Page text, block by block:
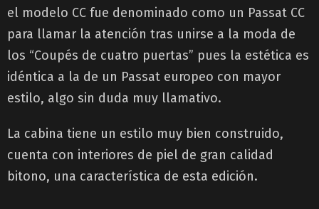
el modelo CC fue denominado como un Passat CC
para llamar la atención tras unirse a la moda de
los “Coupés de cuatro puertas” pues la estética es
idéntica a la de un Passat europeo con mayor
estilo, algo sin duda muy llamativo.
La cabina tiene un estilo muy bien construido,
cuenta con interiores de piel de gran calidad
bitono, una característica de esta edición.